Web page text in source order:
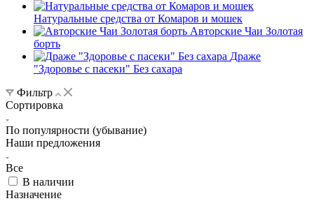
Натуральные средства от Комаров и мошек
Авторские Чаи Золотая
борть
Драже
"Здоровье с пасеки" Без сахара
Фильтр
Сортировка
По популярности (убывание)
Наши предложения
Все
В наличии
Назначение